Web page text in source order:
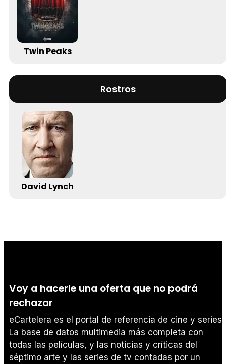
Twin Peaks
Rostros
David Lynch
Voy a hacerle una oferta que no podrá
rechazar
eCartelera es el portal de referencia de cine y series.
La base de datos multimedia más completa con
todas las películas, y las noticias y críticas del
séptimo arte y las series de tv contadas por un